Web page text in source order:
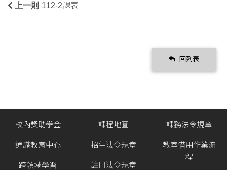
上一則 112-2課表
回列表
校內獎助學金
通識教育中心
跨領域學習
課程地圖
招生法令規章
註冊法令規章
課務法令規章
教室借用作業流
程